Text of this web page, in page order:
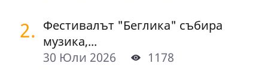
2. Фестивалът "Беглика" събира
музика,...
30 Юли 2026
1178